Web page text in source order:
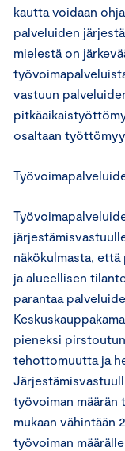
kautta voidaan
palveluiden
mielestä on
vastuun
osaltaan
näkökulmasta, että
ja alueellisen
parantaa
pieneksi
tehottomuutta ja
työvoiman määrän
mukaan vähintään
työvoiman